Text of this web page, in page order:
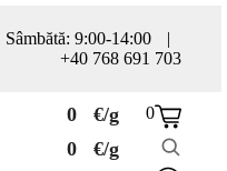
Sâmbătă: 9:00-14:00
|
+40 768 691 703
0 €/g
0 €/g
0